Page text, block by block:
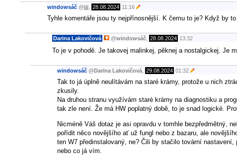
windowsáč @jjj 28.08.2024 11:16
Tyhle komentáře jsou ty nejpřínosnější. K čemu to je? Když by
Darina Lakovičová @windowsáč 28.08.2024 13:32
To je v pohodě. Je takovej malinkej, pěknej a nostalgickej. Je
windowsáč @Darina Lakovičová 29.08.2024 01:32
Tak to já úplně neulítávám na staré krámy, protože u nich
zkusily.
Na druhou stranu využívám staré krámy na diagnostiku a
tak zle není. Že má HW poplatný době, to je snad logické.
Nicméně Váš dotaz je asi opravdu v tomhle bezpředmětný,
pořídit něco novějšího ať už fungl nebo z bazaru, ale
ten W7 předinstalovaný, ne? Čili by stačilo tovární
nebo co já vím.